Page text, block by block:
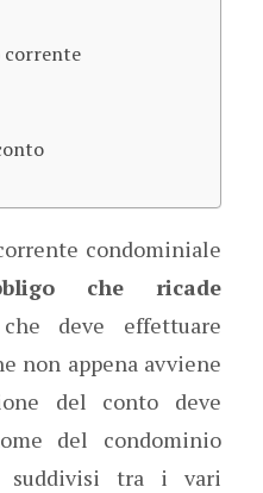
corrente
condominiale
che ricade
che deve effettuare
non appena avviene
del conto deve
del condominio
suddivisi tra i vari